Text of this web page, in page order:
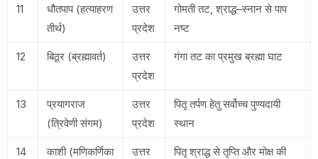
11
धौतपाप (हत्याहरण
तीर्थ)
उत्तर
प्रदेश
गोमती तट, श्राद्ध–स्नान से पाप
नष्ट
12 बिठूर (ब्रह्मावर्त)
उत्तर
प्रदेश
गंगा तट का प्रमुख ब्रह्मा घाट
13
प्रयागराज
(त्रिवेणी संगम)
उत्तर
प्रदेश
पितृ तर्पण हेतु सर्वोच्च पुण्यदायी
स्थान
14
काशी (मणिकर्णिका
उत्तर
पितृ श्राद्ध से तृप्ति और मोक्ष की